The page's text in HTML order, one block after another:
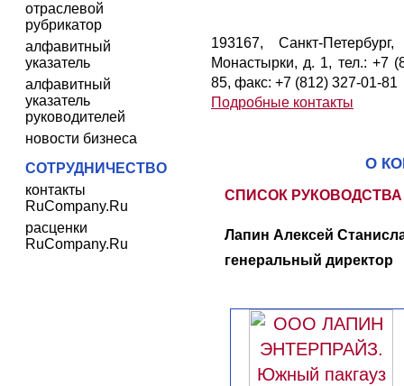
отраслевой
рубрикатор
алфавитный
указатель
алфавитный
указатель
руководителей
новости бизнеса
СОТРУДНИЧЕСТВО
контакты
RuCompany.Ru
расценки
RuCompany.Ru
193167, Санкт-
Монастырки, д. 1, тел.: +7
85, факс: +7 (812) 327-01-81
Подробные контакты
О
СПИСОК РУКОВОДСТВА
Лапин Алексей
генеральный директор